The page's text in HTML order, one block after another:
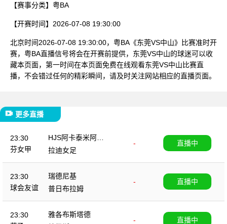
【赛事分类】 粤BA
【开赛时间】 2026-07-08 19:30:00
北京时间2026-07-08 19:30:00，粤BA《东莞VS中山》比赛准时开
赛，粤BA直播信号将会在开赛前提供，东莞VS中山的球迷可以收
藏本页面，第一时间在本页面免费在线观看东莞VS中山比赛直
播，不会错过任何的精彩瞬间，请及时关注网站相应的直播页面。
更多直播
23:30
芬女甲
HJS阿卡泰米阿女
足
-
拉迪女足
直播中
23:30
球会友谊
瑞德尼基
-
普日布拉姆
直播中
23:30
雅各布斯塔德
-
直播中